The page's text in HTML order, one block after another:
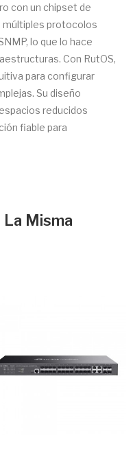
con un chipset de
múltiples protocolos
lo que lo hace
Con RutOS,
para configurar
Su diseño
reducidos
fiable para
Misma